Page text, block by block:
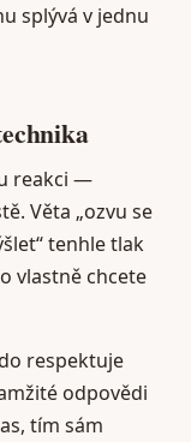
splývá v jednu
reakci —
Věta „ozvu se
tenhle tlak
vlastně chcete
respektuje
odpovědi
tím sám